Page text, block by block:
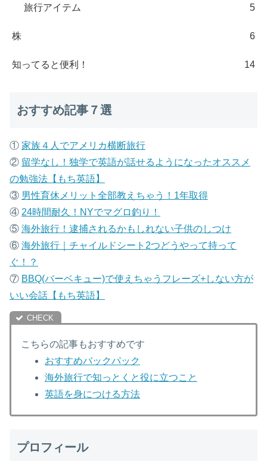
旅行アイテム 5
株 6
知ってると便利！ 14
おすすめ記事７選
① 家族４人でアメリカ横断旅行
② 留学なし！独学で英語が話せるようになったオススメ
の勉強法【もち英語】
③ 男性育休メリット全部教えちゃう！1年取得
④ 24時間耐久！NYでマグロ釣り！
⑤ 海外旅行！逮捕されるかもしれない子供のしつけ
⑥ 海外旅行｜チャイルドシート2つどうやって持って
ぐ！？
⑦ BBQ(バーベキュー)で使えちゃうフレーズ+しない方が
いい会話【もち英語】
こちらの記事もおすすめです
おすすめバックパック
海外旅行で知っとくと役に立つこと
英語を身につける方法
プロフィール